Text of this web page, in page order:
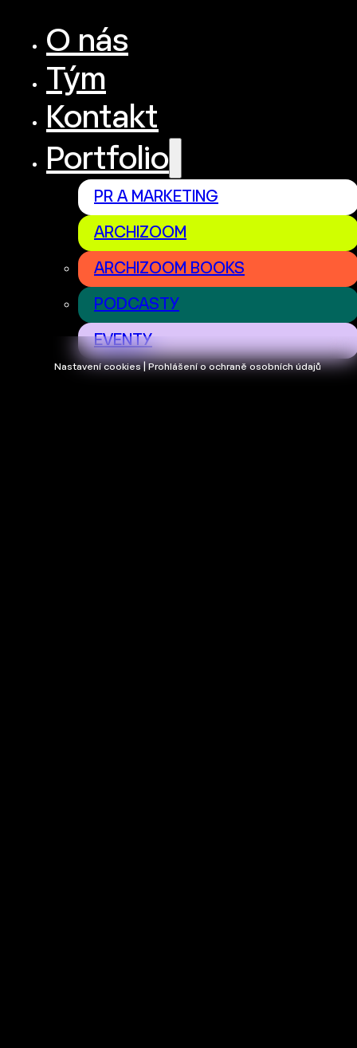
Nastavení cookies | Prohlášení o ochraně osobních údajů
O nás
Tým
Kontakt
Portfolio
PR A MARKETING
ARCHIZOOM
ARCHIZOOM BOOKS
PODCASTY
EVENTY